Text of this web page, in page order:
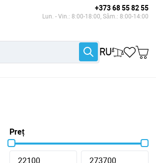
+373 68 55 82 55
Lun. - Vin.: 8:00-18:00, Sâm.: 8:00-14:00
RU
Preț